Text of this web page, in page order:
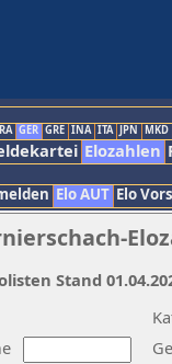
GER GRE INA ITA JPN MKD
Elozahlen
Elo AUT Elo
Stand